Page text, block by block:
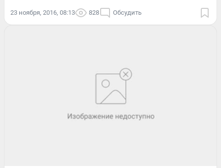
23 ноября, 2016, 08:13 828 Обсудить